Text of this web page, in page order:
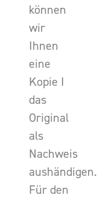
können
wir
Ihnen
eine
Kopie I
das
Original
als
Nachweis
aushändigen.
Für den